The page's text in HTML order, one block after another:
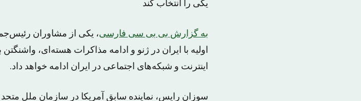
یکی را انتخاب کند
به گزارش بی بی سی فارسی، یکی از مشاوران
اولیه با ایران در ژنو و ادامه مذاکرات هسته‌ای،
اینترنت و شبکه‌های اجتماعی در ایران ادامه خواهد داد.
سوزان رایس، نماینده سابق آمریکا در سازمان ملل